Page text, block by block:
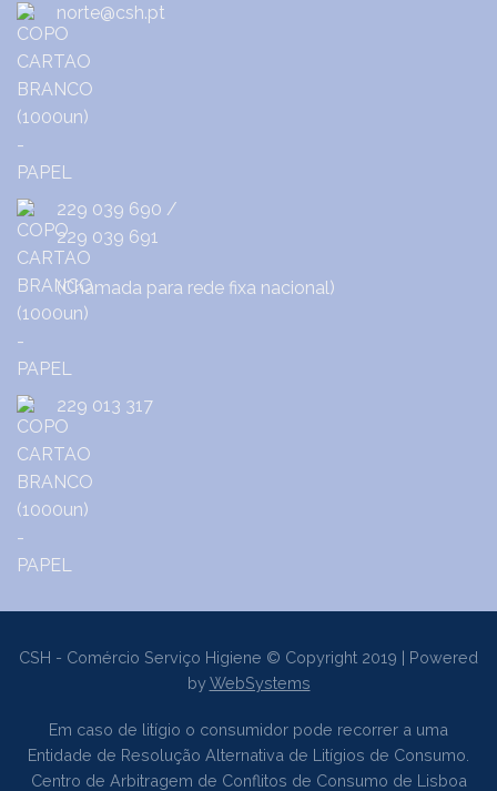
norte@csh.pt
229 039 690 /
229 039 691
(Chamada para rede fixa nacional)
229 013 317
CSH - Comércio Serviço Higiene © Copyright 2019 | Powered
byWebSystems
Em caso de litígio o consumidor pode recorrer a uma
Entidade de Resolução Alternativa de Litígios de Consumo.
Centro de Arbitragem de Conflitos de Consumo de Lisboa